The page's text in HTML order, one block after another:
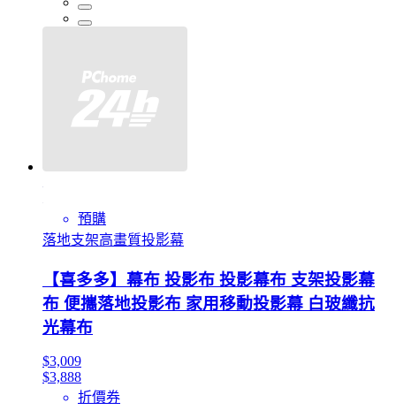
預購
落地支架高畫質投影幕
【喜多多】幕布 投影布 投影幕布 支架投影幕
布 便攜落地投影布 家用移動投影幕 白玻纖抗
光幕布
$3,009
$3,888
折價券